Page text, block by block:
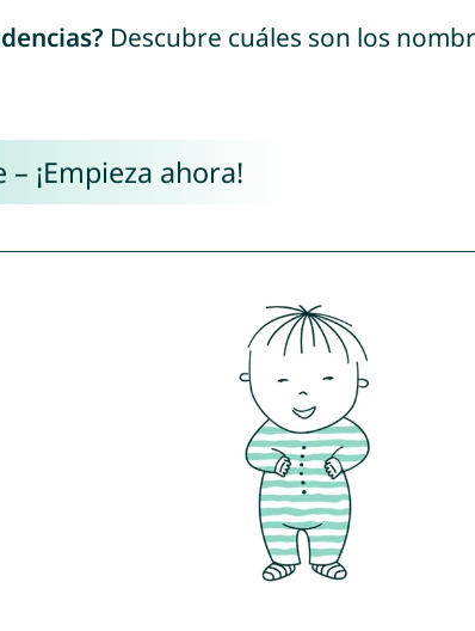
Descubre cuáles son los
¡Empieza ahora!